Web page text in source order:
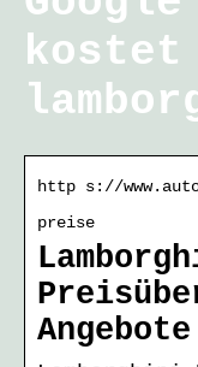
http s://
preise